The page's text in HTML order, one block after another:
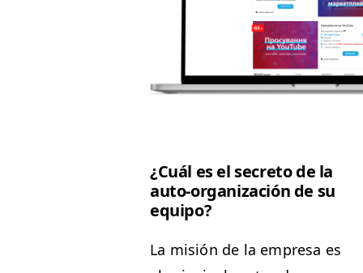
¿Cuál es el secre­to de la
auto-orga­ni­zación de su
equipo?
La mis­ión de la empre­sa es